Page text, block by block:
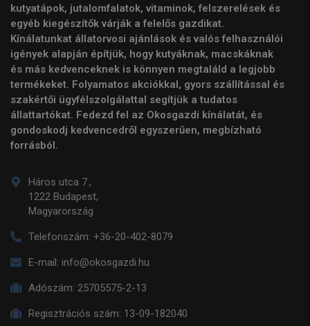
kutyatápok, jutalomfalatok, vitaminok, felszerelések és
egyéb kiegészítők várják a felelős gazdikat.
Kínálatunkat állatorvosi ajánlások és valós felhasználói
igények alapján építjük, hogy kutyáknak, macskáknak
és más kedvenceknek is könnyen megtaláld a legjobb
termékeket. Folyamatos akciókkal, gyors szállítással és
szakértői ügyfélszolgálattal segítjük a tudatos
állattartókat. Fedezd fel az Okosgazdi kínálatát, és
gondoskodj kedvencedről egyszerűen, megbízható
forrásból.
Háros utca 7.,
1222 Budapest,
Magyarország
Telefonszám: +36-20-402-8079
E-mail: info@okosgazdi.hu
Adószám: 25705575-2-13
Regisztrációs szám: 13-09-182040